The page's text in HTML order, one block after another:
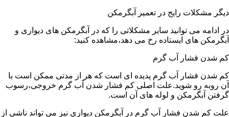
دیگر مشکلات رایج در تعمیر آبگرمکن
در ادامه می توانید سایر مشکلاتی را که در آبگرمکن های دیواری و
آبگرمکن های ایستاده رخ می دهد،مشاهده کنید:
کم شدن فشار آب گرم
کم شدن فشار آب گرم پدیده ای است که هر از مدتی ممکن است با
آن روبه رو شوید.علت اصلی کم فشار شدن آب گرم خروجی،رسوب
گرفتن آبگرمکن و لوله های آن است.
علت کم شدن فشار آب گرم در آبگرمکن دیواری نیز می تواند ناشی از